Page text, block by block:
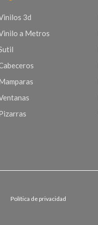
3d
a Metros
Política de privacidad